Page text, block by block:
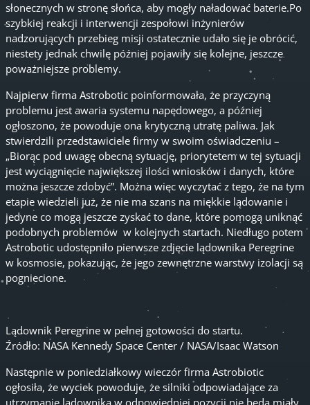
słonecznych w stronę słońca, aby mogły naładować baterie.Po
szybkiej reakcji i interwencji zespołowi inżynierów
nadzorujących przebieg misji ostatecznie udało się je obrócić,
niestety jednak chwilę później pojawiły się kolejne, jeszcze
poważniejsze problemy.
Najpierw firma Astrobotic poinformowała, że przyczyną
problemu jest awaria systemu napędowego, a później
ogłoszono, że powoduje ona krytyczną utratę paliwa. Jak
stwierdzili przedstawiciele firmy w swoim oświadczeniu –
„Biorąc pod uwagę obecną sytuację, priorytetem w tej sytuacji
jest wyciągnięcie największej ilości wniosków i danych, które
można jeszcze zdobyć”. Można więc wyczytać z tego, że na tym
etapie wiedzieli już, że nie ma szans na miękkie lądowanie i
jedyne co mogą jeszcze zyskać to dane, które pomogą uniknąć
podobnych problemów w kolejnych startach. Niedługo potem
Astrobotic udostępniło pierwsze zdjęcie lądownika Peregrine
w kosmosie, pokazując, że jego zewnętrzne warstwy izolacji są
pogniecione.
Lądownik Peregrine w pełnej gotowości do startu.
Źródło: NASA Kennedy Space Center / NASA/Isaac Watson
Następnie w poniedziałkowy wieczór firma Astrobiotic
ogłosiła, że wyciek powoduje, że silniki odpowiadające za
utrzymanie lądownika w odpowiedniej pozycji nie będą miały